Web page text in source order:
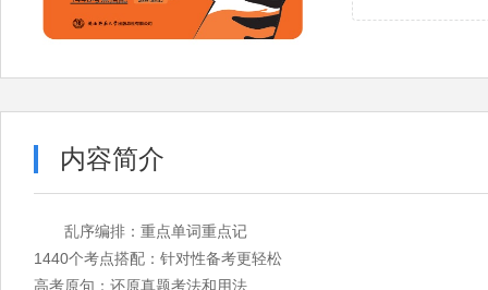
内容简介
乱序编排：重点单词重点记
1440个考点搭配：针对性备考更轻松
高考原句：还原真题考法和用法